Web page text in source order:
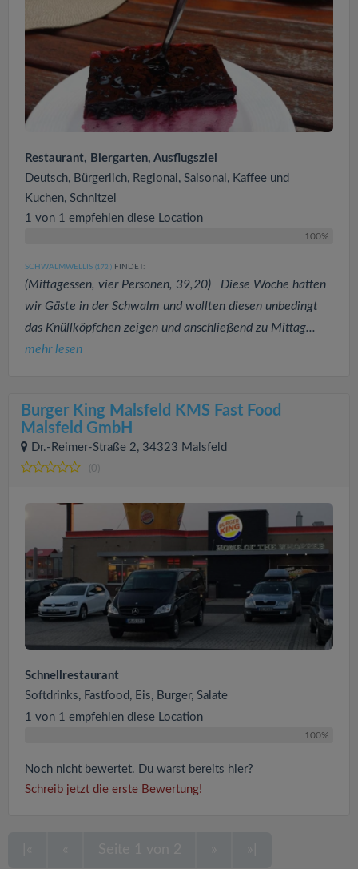
Restaurant, Biergarten, Ausflugsziel
Deutsch, Bürgerlich, Regional, Saisonal, Kaffee und
Kuchen, Schnitzel
1 von 1 empfehlen diese Location
100%
SCHWALMWELLIS (172 ) FINDET:
(Mittagessen, vier Personen, 39,20) Diese Woche hatten
wir Gäste in der Schwalm und wollten diesen unbedingt
das Knüllköpfchen zeigen und anschließend zu Mittag...
mehr lesen
Burger King Malsfeld KMS Fast Food
Malsfeld GmbH
Dr.-Reimer-Straße 2, 34323 Malsfeld
(0)
Schnellrestaurant
Softdrinks, Fastfood, Eis, Burger, Salate
1 von 1 empfehlen diese Location
100%
Noch nicht bewertet. Du warst bereits hier?
Schreib jetzt die erste Bewertung!